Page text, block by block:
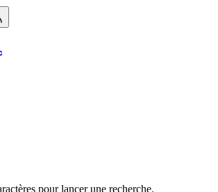
pour lancer une recherche.